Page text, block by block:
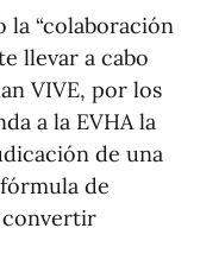
la “colaboración
llevar a cabo
VIVE, por los
a la EVHA la
de una
de
convertir